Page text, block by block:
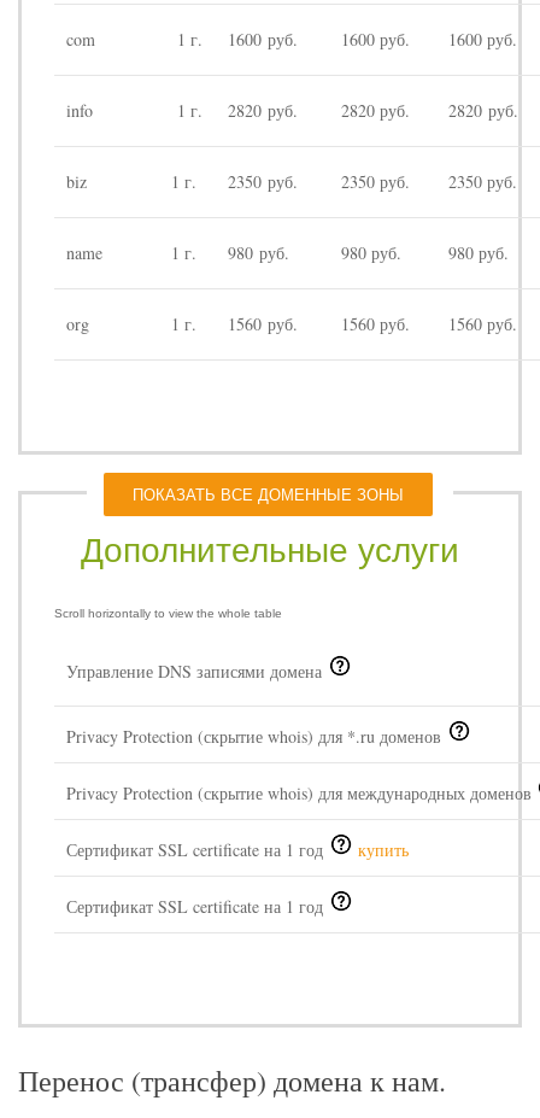
com 1 г. 1600 руб. 1600 руб. 1600 руб.
info 1 г. 2820 руб. 2820 руб. 2820 руб.
biz 1 г. 2350 руб. 2350 руб. 2350 руб.
name 1 г. 980 руб. 980 руб. 980 руб.
org 1 г. 1560 руб. 1560 руб. 1560 руб.
ПОКАЗАТЬ ВСЕ ДОМЕННЫЕ ЗОНЫ
Дополнительные услуги
Управление DNS записями домена
Privacy Protection (скрытие whois) для *.ru доменов
Privacy Protection (скрытие whois) для международных доменов
Сертификат SSL certificate на 1 год купить
Сертификат SSL certificate на 1 год
Перенос (трансфер) домена к нам.